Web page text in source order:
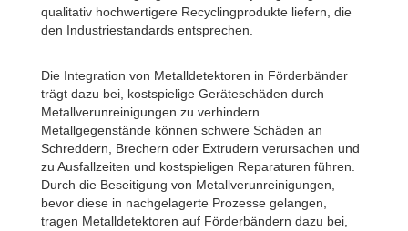
qualitativ hochwertigere Recyclingprodukte liefern, die
den Industriestandards entsprechen.
Die Integration von Metalldetektoren in Förderbänder
trägt dazu bei, kostspielige Geräteschäden durch
Metallverunreinigungen zu verhindern.
Metallgegenstände können schwere Schäden an
Schreddern, Brechern oder Extrudern verursachen und
zu Ausfallzeiten und kostspieligen Reparaturen führen.
Durch die Beseitigung von Metallverunreinigungen,
bevor diese in nachgelagerte Prozesse gelangen,
tragen Metalldetektoren auf Förderbändern dazu bei,